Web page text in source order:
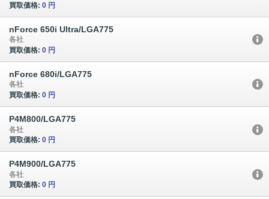
買取価格: 0 円
nForce 650i Ultra/LGA775
各社
買取価格: 0 円
nForce 680i/LGA775
各社
買取価格: 0 円
P4M800/LGA775
各社
買取価格: 0 円
P4M900/LGA775
各社
買取価格: 0 円